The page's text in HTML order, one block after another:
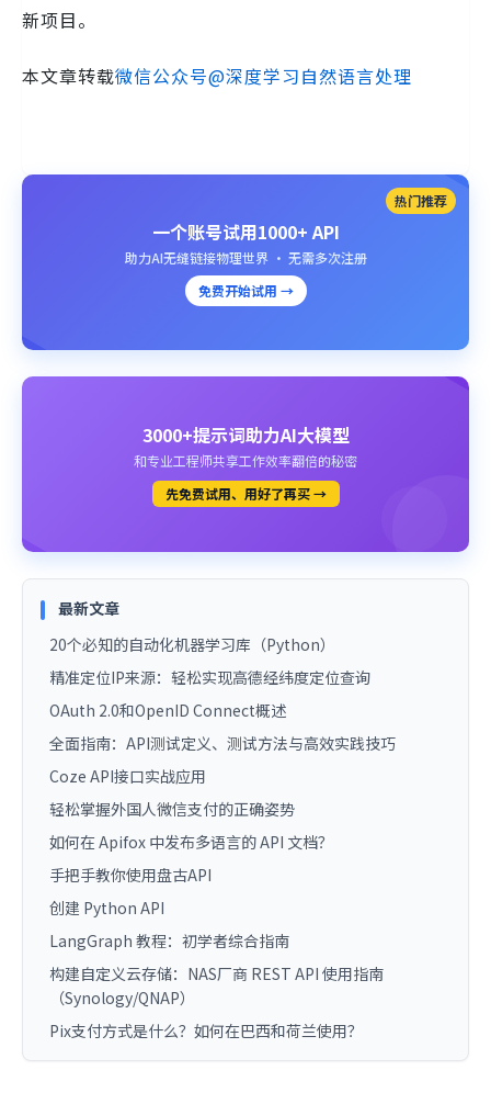
新项目。
本文章转载微信公众号@深度学习自然语言处理
热门推荐
一个账号试用1000+ API
助力AI无缝链接物理世界 · 无需多次注册
免费开始试用 →
3000+提示词助力AI大模型
和专业工程师共享工作效率翻倍的秘密
先免费试用、用好了再买 →
最新文章
20个必知的自动化机器学习库（Python）
精准定位IP来源：轻松实现高德经纬度定位查询
OAuth 2.0和OpenID Connect概述
全面指南：API测试定义、测试方法与高效实践技巧
Coze API接口实战应用
轻松掌握外国人微信支付的正确姿势
如何在 Apifox 中发布多语言的 API 文档？
手把手教你使用盘古API
创建 Python API
LangGraph 教程：初学者综合指南
构建自定义云存储：NAS厂商 REST API 使用指南
（Synology/QNAP）
Pix支付方式是什么？如何在巴西和荷兰使用？